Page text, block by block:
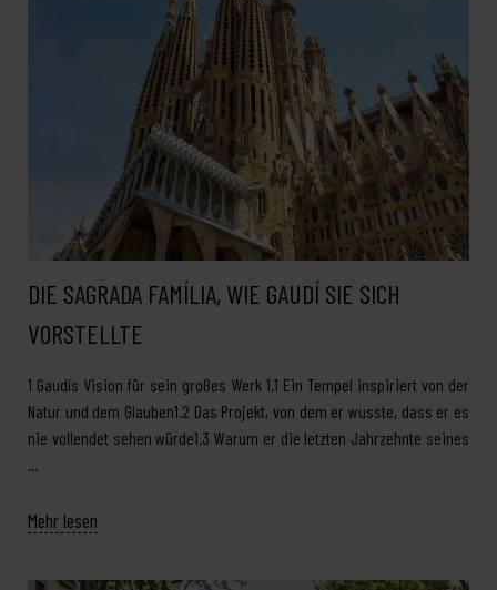
DIE SAGRADA FAMÍLIA, WIE GAUDÍ SIE SICH
VORSTELLTE
1 Gaudís Vision für sein großes Werk 1.1 Ein Tempel inspiriert von der
Natur und dem Glauben1.2 Das Projekt, von dem er wusste, dass er es
nie vollendet sehen würde1.3 Warum er die letzten Jahrzehnte seines
…
Mehr lesen